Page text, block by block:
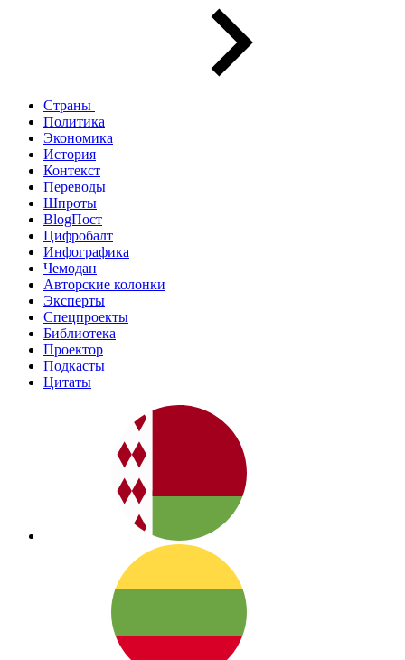
Страны
Политика
Экономика
История
Контекст
Переводы
Шпроты
BlogПост
Цифробалт
Инфографика
Чемодан
Авторские колонки
Эксперты
Спецпроекты
Библиотека
Проектор
Подкасты
Цитаты